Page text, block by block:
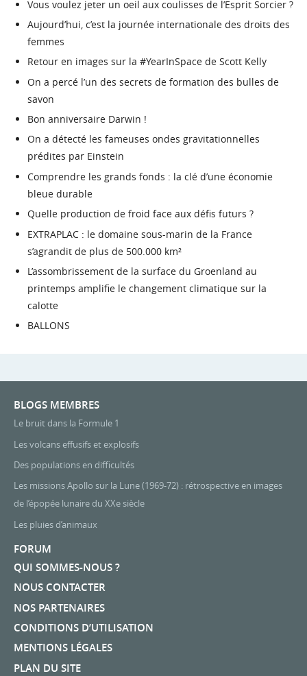
Vous voulez jeter un oeil aux coulisses de l’Esprit Sorcier ?
Aujourd’hui, c’est la journée internationale des droits des
femmes
Retour en images sur la #YearInSpace de Scott Kelly
On a percé l’un des secrets de formation des bulles de
savon
Bon anniversaire Darwin !
On a détecté les fameuses ondes gravitationnelles
prédites par Einstein
Comprendre les grands fonds : la clé d’une économie
bleue durable
Quelle production de froid face aux défis futurs ?
EXTRAPLAC : le domaine sous-marin de la France
s’agrandit de plus de 500.000 km²
L’assombrissement de la surface du Groenland au
printemps amplifie le changement climatique sur la
calotte
BALLONS
BLOGS MEMBRES
Le bruit dans la Formule 1
Les volcans effusifs et explosifs
Des populations en difficultés
Les missions Apollo sur la Lune (1969-72) : rétrospective en images
de l’épopée lunaire du XXe siècle
Les pluies d’animaux
FORUM
QUI SOMMES-NOUS ?
NOUS CONTACTER
NOS PARTENAIRES
CONDITIONS D’UTILISATION
MENTIONS LÉGALES
PLAN DU SITE